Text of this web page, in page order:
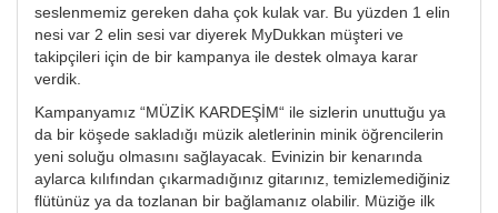
seslenmemiz gereken daha çok kulak var. Bu yüzden 1 elin
nesi var 2 elin sesi var diyerek MyDukkan müşteri ve
takipçileri için de bir kampanya ile destek olmaya karar
verdik.
Kampanyamız “MÜZİK KARDEŞİM“ ile sizlerin unuttuğu ya
da bir köşede sakladığı müzik aletlerinin minik öğrencilerin
yeni soluğu olmasını sağlayacak. Evinizin bir kenarında
aylarca kılıfından çıkarmadığınız gitarınız, temizlemediğiniz
flütünüz ya da tozlanan bir bağlamanız olabilir. Müziğe ilk